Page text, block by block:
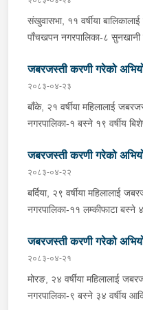
संखुवासभा, ११ वर्षीया
पाँचखपन नगरपालिका-८ सुनखानी
गरेको भन्ने उजुरीको आधारमा
प्रहरीले उनलाई पक्राउ गरेको
अनुसन्धान गरिरहेको छ ।
जबरजस्ती करणी गरेको
२०८३-०४-२३
बाँके, २१ वर्षीया महिलालाई
नगरपालिका-१ बस्ने १९ वर्षीय
उजुरीको आधारमा इलाका प्रहरी
उनलाई बैजनाथ गाउँपालिका-५ जि
प्रहरीले आवश्यक अनुसन्धान
जबरजस्ती करणी गरेको
२०८३-०४-२२
बर्दिया, २९ वर्षीया महिलालाई
नगरपालिका-११ लम्कीफाटा बस्ने
करणी गरेको भन्ने उजुरीको आधारमा
प्रहरीले उनलाई पक्राउ गरेको हो
करणी गरेको अभियोगमा
रूपलाल खुनालाई बिहीबार साँझ
जबरजस्ती करणी गरेको
२०८३-०४-२१
मोरङ, २४ वर्षीया महिलालाई
नगरपालिका-९ बस्ने ३४ वर्षीय